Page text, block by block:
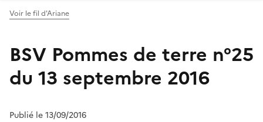
Voir le fil d'Ariane
BSV Pommes de terre n°25
du 13 septembre 2016
Publié le 13/09/2016